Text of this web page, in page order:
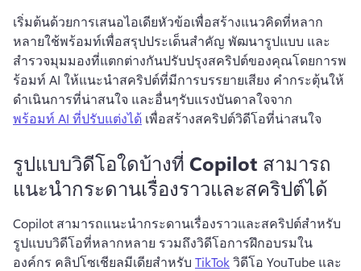
เริ่มต้นด้วยการเสนอไอเดียหัวข้อเพื่อสร้างแนวคิดที่หลาก
หลายใช้พร้อมท์เพื่อสรุปประเด็นสำคัญ พัฒนารูปแบบ และ
สำรวจมุมมองที่แตกต่างกันปรับปรุงสคริปต์ของคุณโดยการพ
ร้อมท์ AI ให้แนะนำสคริปต์ที่มีการบรรยายเสียง คำกระตุ้นให้
ดำเนินการที่น่าสนใจ และอื่นๆรับแรงบันดาลใจจาก
พร้อมท์ AI ที่ปรับแต่งได้ เพื่อสร้างสคริปต์วิดีโอที่น่าสนใจ
รูปแบบวิดีโอใดบ้างที่ Copilot สามารถ
แนะนำกระดานเรื่องราวและสคริปต์ได้
Copilot สามารถแนะนำกระดานเรื่องราวและสคริปต์สำหรับ
รูปแบบวิดีโอที่หลากหลาย รวมถึงวิดีโอการฝึกอบรมใน
องค์กร คลิปโซเชียลมีเดียสำหรับ TikTok วิดีโอ YouTube และ